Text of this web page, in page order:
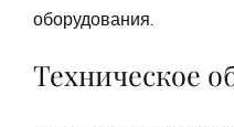
оборудования.
Техническое